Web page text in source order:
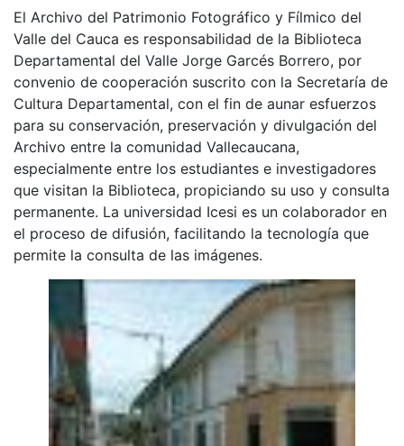
El Archivo del Patrimonio Fotográfico y Fílmico del
Valle del Cauca es responsabilidad de la Biblioteca
Departamental del Valle Jorge Garcés Borrero, por
convenio de cooperación suscrito con la Secretaría de
Cultura Departamental, con el fin de aunar esfuerzos
para su conservación, preservación y divulgación del
Archivo entre la comunidad Vallecaucana,
especialmente entre los estudiantes e investigadores
que visitan la Biblioteca, propiciando su uso y consulta
permanente. La universidad Icesi es un colaborador en
el proceso de difusión, facilitando la tecnología que
permite la consulta de las imágenes.